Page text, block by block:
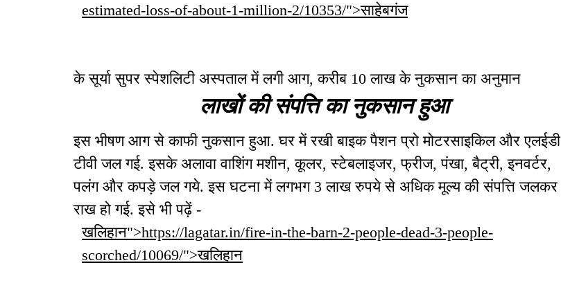
estimated-loss-of-about-1-million-2/10353/">साहेबगंज
के सूर्या सुपर स्पेशलिटी अस्पताल में लगी आग, करीब 10 लाख के नुकसान का अनुमान
लाखों की संपत्ति का नुकसान हुआ
इस भीषण आग से काफी नुकसान हुआ. घर में रखी बाइक पैशन प्रो मोटरसाइकिल और एलईडी
टीवी जल गई. इसके अलावा वाशिंग मशीन, कूलर, स्टेबलाइजर, फ्रीज, पंखा, बैट्री, इनवर्टर,
पलंग और कपड़े जल गये. इस घटना में लगभग 3 लाख रुपये से अधिक मूल्य की संपत्ति जलकर
राख हो गई. इसे भी पढ़ें -
खलिहान">https://lagatar.in/fire-in-the-barn-2-people-dead-3-people-
scorched/10069/">खलिहान